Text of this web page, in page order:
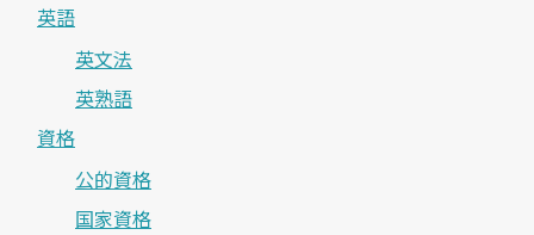
英語
英文法
英熟語
資格
公的資格
国家資格